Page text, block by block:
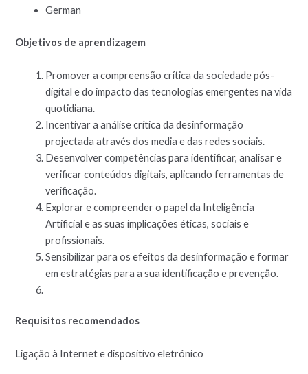
German
Objetivos de aprendizagem
Promover a compreensão crítica da sociedade pós-
digital e do impacto das tecnologias emergentes na vida
quotidiana.
Incentivar a análise crítica da desinformação
projectada através dos media e das redes sociais.
Desenvolver competências para identificar, analisar e
verificar conteúdos digitais, aplicando ferramentas de
verificação.
Explorar e compreender o papel da Inteligência
Artificial e as suas implicações éticas, sociais e
profissionais.
Sensibilizar para os efeitos da desinformação e formar
em estratégias para a sua identificação e prevenção.
Requisitos recomendados
Ligação à Internet e dispositivo eletrónico